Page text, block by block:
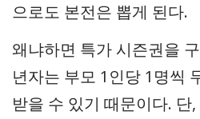
으로도 본전은 뽑게 된다.
왜냐하면 특가 시즌권을
년자는 부모 1인당 1명씩
받을 수 있기 때문이다. 단